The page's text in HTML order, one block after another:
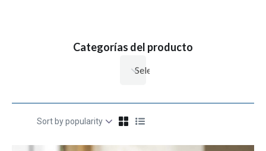
Categorías del producto
Selecciona una categoría